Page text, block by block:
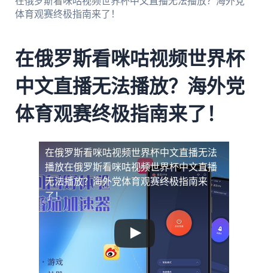
体育观赛终极指南来了！
在俄罗斯看咪咕视频世界杯
中文直播无法播放？海外党
体育观赛终极指南来了！
在俄罗斯看咪咕视频世界杯中文直播无法
播放在俄罗斯看咪咕视频世界杯中文直播
无法播放？海外党体育观赛终极指南来
了！